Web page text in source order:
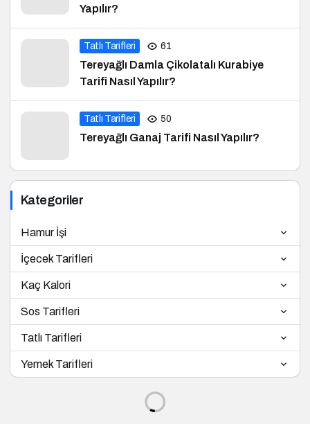
Yapılır?
Tatlı Tarifleri 61
Tereyağlı Damla Çikolatalı Kurabiye
Tarifi Nasıl Yapılır?
Tatlı Tarifleri 50
Tereyağlı Ganaj Tarifi Nasıl Yapılır?
Kategoriler
Hamur İşi
İçecek Tarifleri
Kaç Kalori
Sos Tarifleri
Tatlı Tarifleri
Yemek Tarifleri